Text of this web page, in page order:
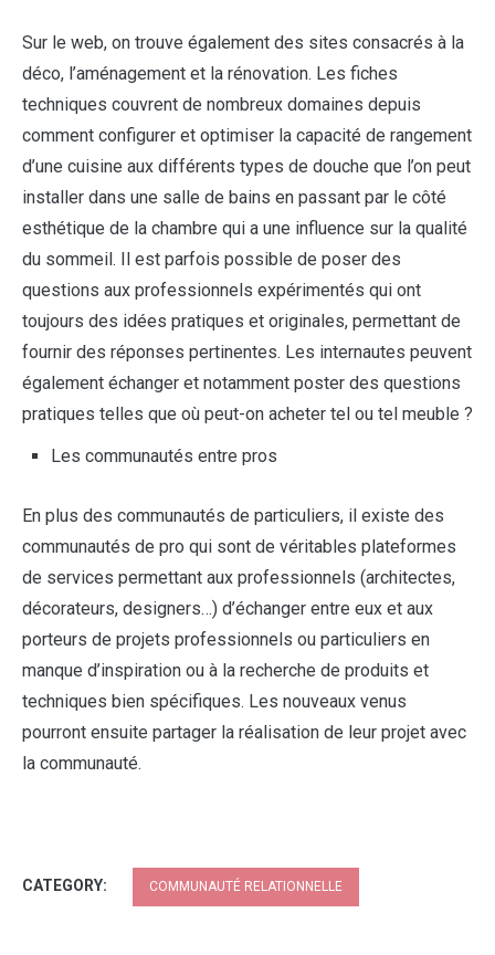
Sur le web, on trouve également des sites consacrés à la
déco, l’aménagement et la rénovation. Les fiches
techniques couvrent de nombreux domaines depuis
comment configurer et optimiser la capacité de rangement
d’une cuisine aux différents types de douche que l’on peut
installer dans une salle de bains en passant par le côté
esthétique de la chambre qui a une influence sur la qualité
du sommeil. Il est parfois possible de poser des
questions aux professionnels expérimentés qui ont
toujours des idées pratiques et originales, permettant de
fournir des réponses pertinentes. Les internautes peuvent
également échanger et notamment poster des questions
pratiques telles que où peut-on acheter tel ou tel meuble ?
Les communautés entre pros
En plus des communautés de particuliers, il existe des
communautés de pro qui sont de véritables plateformes
de services permettant aux professionnels (architectes,
décorateurs, designers…) d’échanger entre eux et aux
porteurs de projets professionnels ou particuliers en
manque d’inspiration ou à la recherche de produits et
techniques bien spécifiques. Les nouveaux venus
pourront ensuite partager la réalisation de leur projet avec
la communauté.
CATEGORY: COMMUNAUTÉ RELATIONNELLE